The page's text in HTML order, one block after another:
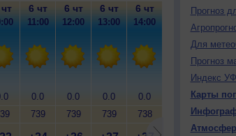
6 чт
11:00
0.0
739
6 чт
12:00
0.0
739
6 чт
13:00
0.0
739
6 чт
14:00
0.0
738
6 чт
0.0
738
Прогноз
Для
Прогноз
Индекс
Карты